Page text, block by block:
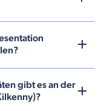
gibt es an der